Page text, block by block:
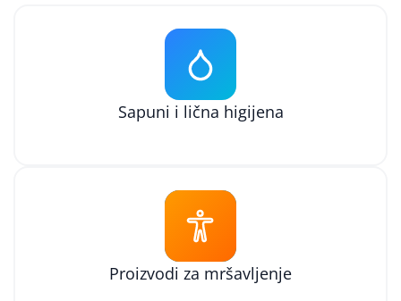
Sapuni i lična higijena
Proizvodi za mršavljenje